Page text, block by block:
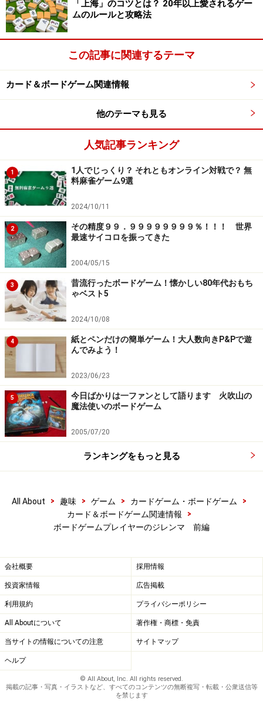
「上海」のコツとは？ 20年以上愛されるゲー
ムのルールと攻略法
この記事に関連するテーマ
カード＆ボードゲーム関連情報
他のテーマも見る
人気記事ランキング
1
1人でじっくり？ それともオンライン対戦で？ 無
料麻雀ゲーム9選
2024/10/11
2
その精度９９．９９９９９９９９％！！！ 世界
最速サイコロを振ってきた
2004/05/15
3
昔流行ったボードゲーム！懐かしい80年代おもち
ゃベスト5
2024/10/08
4
紙とペンだけの簡単ゲーム！大人数向きP&Pで遊
んでみよう！
2023/06/23
5
今日ばかりは一ファンとして語ります 火吹山の
魔法使いのボードゲーム
2005/07/20
ランキングをもっと見る
All About > 趣味 > ゲーム > カードゲーム・ボードゲーム
>
カード＆ボードゲーム関連情報
>
ボードゲームプレイヤーのジレンマ 前編
会社概要 採用情報
投資家情報 広告掲載
利用規約 プライバシーポリシー
All Aboutについて 著作権・商標・免責
当サイトの情報についての注意 サイトマップ
ヘルプ
© All About, Inc. All rights reserved.
掲載の記事・写真・イラストなど、すべてのコンテンツの無断複写・転載・公衆送信等
を禁じます